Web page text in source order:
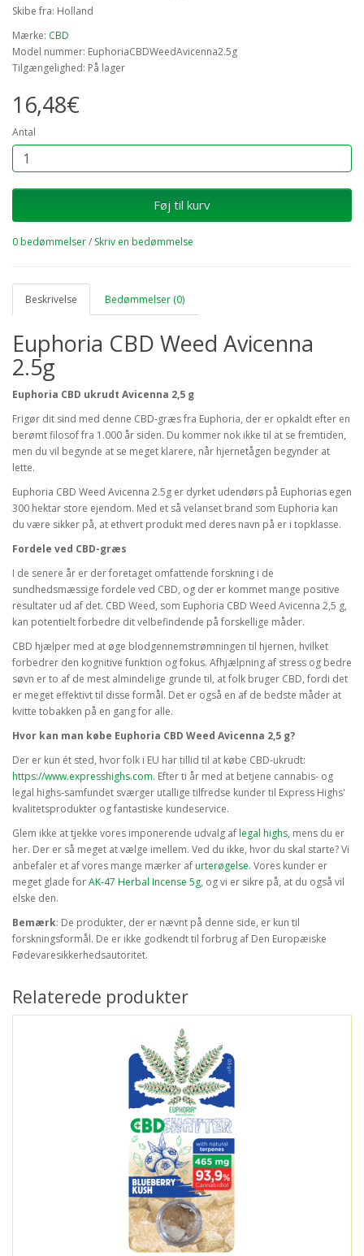
Skibe fra: Holland
Mærke: CBD
Model nummer: EuphoriaCBDWeedAvicenna2.5g
Tilgængelighed: På lager
16,48€
Antal
Føj til kurv
0 bedømmelser/ Skriv en bedømmelse
Beskrivelse Bedømmelser (0)
Euphoria CBD Weed Avicenna
2.5g
Euphoria CBD ukrudt Avicenna 2,5 g
Frigør dit sind med denne CBD-græs fra Euphoria, der er opkaldt efter en
berømt filosof fra 1.000 år siden. Du kommer nok ikke til at se fremtiden,
men du vil begynde at se meget klarere, når hjernetågen begynder at
lette.
Euphoria CBD Weed Avicenna 2.5g er dyrket udendørs på Euphorias egen
300 hektar store ejendom. Med et så velanset brand som Euphoria kan
du være sikker på, at ethvert produkt med deres navn på er i topklasse.
Fordele ved CBD-græs
I de senere år er der foretaget omfattende forskning i de
sundhedsmæssige fordele ved CBD, og der er kommet mange positive
resultater ud af det. CBD Weed, som Euphoria CBD Weed Avicenna 2,5 g,
kan potentielt forbedre dit velbefindende på forskellige måder.
CBD hjælper med at øge blodgennemstrømningen til hjernen, hvilket
forbedrer den kognitive funktion og fokus. Afhjælpning af stress og bedre
søvn er to af de mest almindelige grunde til, at folk bruger CBD, fordi det
er meget effektivt til disse formål. Det er også en af de bedste måder at
kvitte tobakken på en gang for alle.
Hvor kan man købe Euphoria CBD Weed Avicenna 2,5 g?
Der er kun ét sted, hvor folk i EU har tillid til at købe CBD-ukrudt:
https://www.expresshighs.com. Efter ti år med at betjene cannabis- og
legal highs-samfundet sværger utallige tilfredse kunder til Express Highs'
kvalitetsprodukter og fantastiske kundeservice.
Glem ikke at tjekke vores imponerende udvalg aflegal highs, mens du er
her. Der er så meget at vælge imellem. Ved du ikke, hvor du skal starte? Vi
anbefaler et af vores mange mærker afurterøgelse. Vores kunder er
meget glade forAK-47 Herbal Incense 5g, og vi er sikre på, at du også vil
elske den.
Bemærk: De produkter, der er nævnt på denne side, er kun til
forskningsformål. De er ikke godkendt til forbrug af Den Europæiske
Fødevaresikkerhedsautoritet.
Relaterede produkter